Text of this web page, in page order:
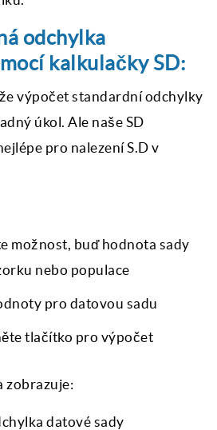
odchylka
kalkulačky SD:
výpočet standardní odchylky
úkol. Ale naše SD
pro nalezení S.D v
možnost, buď hodnota sady
nebo populace
pro datovou sadu
tlačítko pro výpočet
zobrazuje:
datové sady